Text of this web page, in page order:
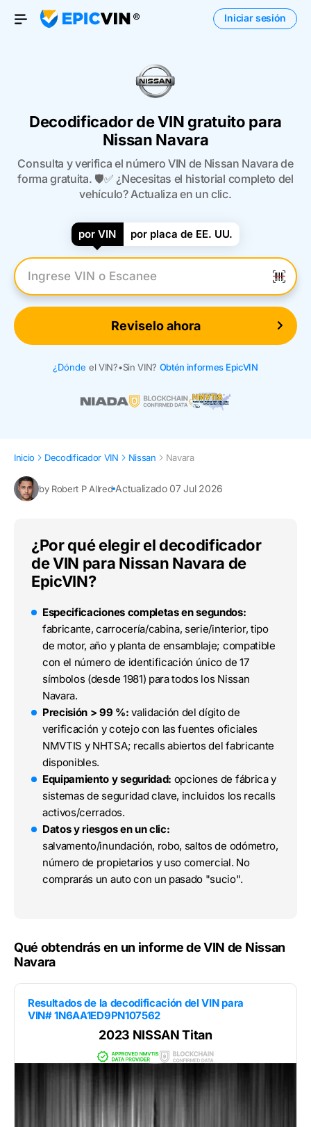
Open Menu
Iniciar sesión
Decodificador de VIN gratuito para
Nissan Navara
Consulta y verifica el número VIN de Nissan Navara de
forma gratuita. 🛡️✅ ¿Necesitas el historial completo del
vehículo? Actualiza en un clic.
por VIN por placa de EE. UU.
Introduzca el VIN
Reviselo ahora
¿Dónde el VIN?•Sin VIN? Obtén informes EpicVIN
Inicio Decodificador VIN Nissan Navara
by Robert P Allred Actualizado 07 Jul 2026
¿Por qué elegir el decodificador
de VIN para Nissan Navara de
EpicVIN?
Especificaciones completas en segundos:
fabricante, carrocería/cabina, serie/interior, tipo
de motor, año y planta de ensamblaje; compatible
con el número de identificación único de 17
símbolos (desde 1981) para todos los Nissan
Navara.
Precisión > 99 %: validación del dígito de
verificación y cotejo con las fuentes oficiales
NMVTIS y NHTSA; recalls abiertos del fabricante
disponibles.
Equipamiento y seguridad: opciones de fábrica y
sistemas de seguridad clave, incluidos los recalls
activos/cerrados.
Datos y riesgos en un clic:
salvamento/inundación, robo, saltos de odómetro,
número de propietarios y uso comercial. No
comprarás un auto con un pasado "sucio".
Qué obtendrás en un informe de VIN de Nissan
Navara
Resultados de la decodificación del VIN para
VIN# 1N6AA1ED9PN107562
2023 NISSAN Titan